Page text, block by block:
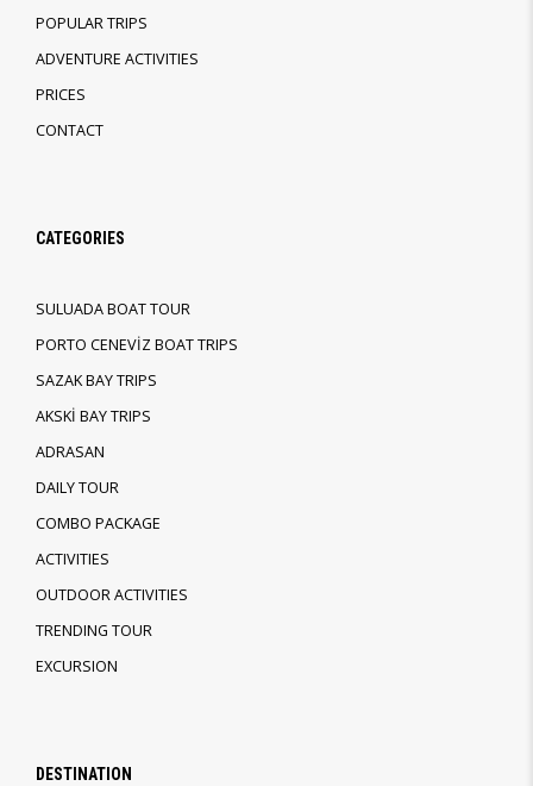
POPULAR TRIPS
ADVENTURE ACTIVITIES
PRICES
CONTACT
CATEGORIES
SULUADA BOAT TOUR
PORTO CENEVİZ BOAT TRIPS
SAZAK BAY TRIPS
AKSKİ BAY TRIPS
ADRASAN
DAILY TOUR
COMBO PACKAGE
ACTIVITIES
OUTDOOR ACTIVITIES
TRENDING TOUR
EXCURSION
DESTINATION